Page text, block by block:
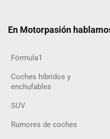
En Motorpasión
Fórmula1
Coches híbridos y
enchufables
SUV
Rumores de coches